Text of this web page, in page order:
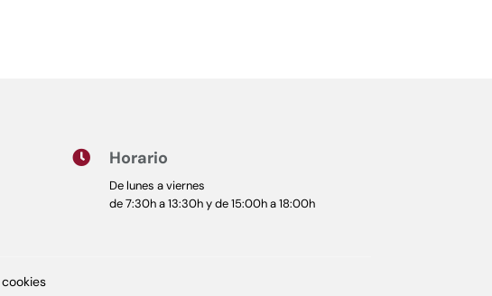
 Horario
De lunes a viernes
de 7:30h a 13:30h y de 15:00h a 18:00h